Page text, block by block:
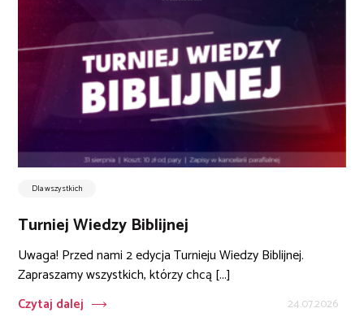
Dla wszystkich
Turniej Wiedzy Biblijnej
Uwaga! Przed nami 2 edycja Turnieju Wiedzy Biblijnej.
Zapraszamy wszystkich, którzy chcą [...]
Czytaj dalej
24.07.2026